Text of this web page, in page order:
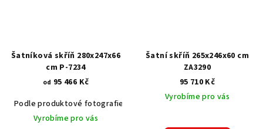
Šatníková skříň 280x247x66
cm P-7234
od 95 466 Kč
Podle produktové fotografie
Akát vintage BT1551
Vyrobíme pro vás
Šatní skříň 265x246x60 cm
ZA3290
95 710 Kč
Vyrobíme pro vás